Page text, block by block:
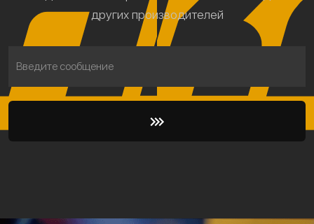
других производителей
Введите сообщение